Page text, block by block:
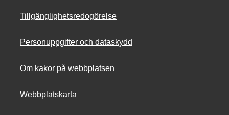
Tillgänglighetsredogörelse
Personuppgifter och dataskydd
Om kakor på webbplatsen
Webbplatskarta